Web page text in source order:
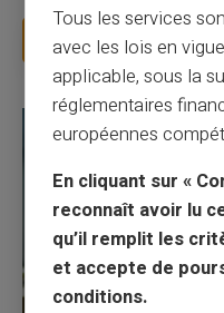
Lire la suite
Tous les services
avec les lois en
applicable, sous la
réglementaires
européennes
En cliquant sur «
reconnaît avoir lu
qu’il remplit les
et accepte de
conditions.